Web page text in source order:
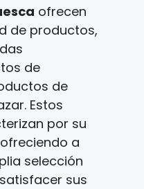
ofrecen
de productos,
de
de
Estos
por su
a
selección
sus